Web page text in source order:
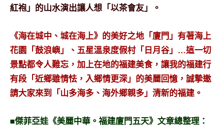
紅袍」的山水演出讓人想「以茶會友」。
《海在城中、城在海上》的美好之地「廈門」有著海上
花園「鼓浪嶼」、五星溫泉度假村「日月谷」…這一切
景點都令人難忘，加上在地的福建美食，讓我的福建行
有段「近鄉雖情怯，入鄉情更深」的美麗回憶，誠摯邀
請大家來到「山多海多、海外鄉親多」清新的福建。
■傑菲亞娃《美麗中華。福建廈門五天》文章總整理：